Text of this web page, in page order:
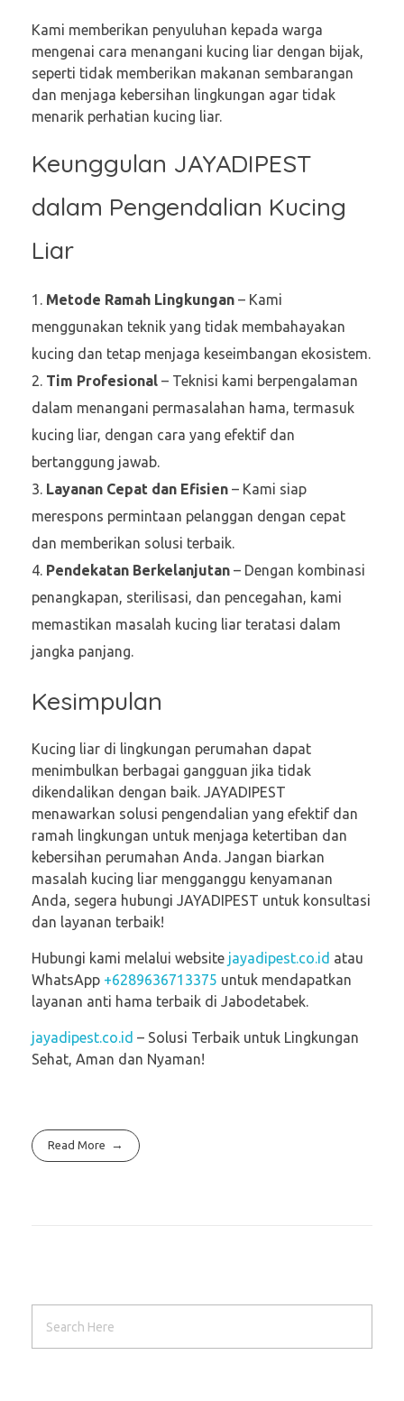
Kami memberikan penyuluhan kepada warga
mengenai cara menangani kucing liar dengan bijak,
seperti tidak memberikan makanan sembarangan
dan menjaga kebersihan lingkungan agar tidak
menarik perhatian kucing liar.
Keunggulan JAYADIPEST
dalam Pengendalian Kucing
Liar
Metode Ramah Lingkungan – Kami
menggunakan teknik yang tidak membahayakan
kucing dan tetap menjaga keseimbangan ekosistem.
Tim Profesional – Teknisi kami berpengalaman
dalam menangani permasalahan hama, termasuk
kucing liar, dengan cara yang efektif dan
bertanggung jawab.
Layanan Cepat dan Efisien – Kami siap
merespons permintaan pelanggan dengan cepat
dan memberikan solusi terbaik.
Pendekatan Berkelanjutan – Dengan kombinasi
penangkapan, sterilisasi, dan pencegahan, kami
memastikan masalah kucing liar teratasi dalam
jangka panjang.
Kesimpulan
Kucing liar di lingkungan perumahan dapat
menimbulkan berbagai gangguan jika tidak
dikendalikan dengan baik. JAYADIPEST
menawarkan solusi pengendalian yang efektif dan
ramah lingkungan untuk menjaga ketertiban dan
kebersihan perumahan Anda. Jangan biarkan
masalah kucing liar mengganggu kenyamanan
Anda, segera hubungi JAYADIPEST untuk konsultasi
dan layanan terbaik!
Hubungi kami melalui website jayadipest.co.id atau
WhatsApp +6289636713375 untuk mendapatkan
layanan anti hama terbaik di Jabodetabek.
jayadipest.co.id – Solusi Terbaik untuk Lingkungan
Sehat, Aman dan Nyaman!
Read More